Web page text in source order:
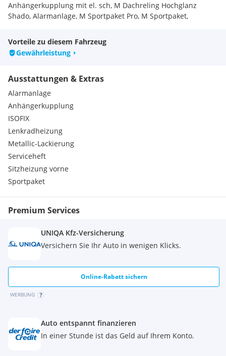
Anhängerkupplung mit el. sch, M Dachreling Hochglanz
Shado, Alarmanlage, M Sportpaket Pro, M Sportpaket,
Kindersitzbefestigung i-Sitz, Sitzheizung Fahrer und Beifa,
Driving Assistant Profession, Active Guard, TeleServices,
Gesetzlicher Notruf, Personal eSIM, DAB-Tuner, Innovations
Zusatzumfänge, Aktiver Fussgängerschutz,
Deutsche/BA/Serviceheft.
Extras:
CO2-Umfang
Sonnenschutzverglasung
Warndreieck/Verbandskasten
Driving Assistant Profession
Active Guard
20" BMW Individual LMR Viels
TeleServices
Gesetzlicher Notruf
Personal eSIM
Innovations Paket
Komfort paket
Ölwartungsintervall 24 Monat
Aktiver Fussgängerschutz
Radschraubensicherung
Automatikgetriebe mit Schalt
Reifendruckanzeige system
EU-spezifische Zusatzumfänge
Vorteile zu diesem Fahrzeug
Gewährleistung
Ausstattungen & Extras
Alarmanlage
Anhängerkupplung
ISOFIX
Lenkradheizung
Metallic-Lackierung
Serviceheft
Sitzheizung vorne
Sportpaket
Premium Services
UNIQA Kfz-Versicherung
Versichern Sie Ihr Auto in wenigen Klicks.
Online-Rabatt sichern
WERBUNG
Auto entspannt finanzieren
In einer Stunde ist das Geld auf Ihrem Konto.